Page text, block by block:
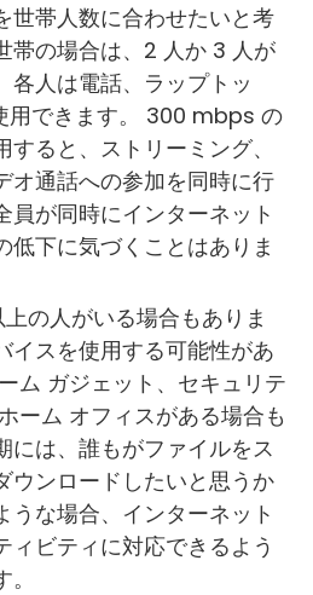
世帯人数に合わせたいと考
帯の場合は、2 人か 3 人が
各人は電話、ラップトッ
用できます。 300 mbps の
ると、ストリーミング、
オ通話への参加を同時に行
員が同時にインターネット
低下に気づくことはありま
の人がいる場合もありま
イスを使用する可能性があ
ム ガジェット、セキュリテ
ーム オフィスがある場合も
には、誰もがファイルをス
ウンロードしたいと思うか
うな場合、インターネット
ィビティに対応できるよう